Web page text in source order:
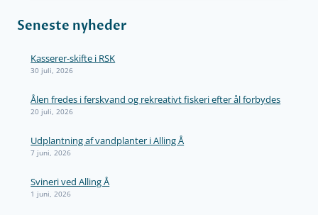
Seneste nyheder
Kasserer-skifte i RSK
30 juli, 2026
Ålen fredes i ferskvand og rekreativt fiskeri efter ål forbydes
20 juli, 2026
Udplantning af vandplanter i Alling Å
7 juni, 2026
Svineri ved Alling Å
1 juni, 2026